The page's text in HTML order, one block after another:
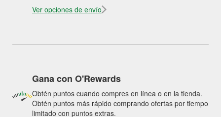
Ver opciones de envío
Gana con O'Rewards
Obtén puntos cuando compres en línea o en la tienda.
Obtén puntos más rápido comprando ofertas por tiempo
limitado con puntos extras.